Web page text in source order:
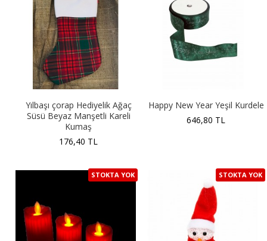
Yılbaşı çorap Hediyelik Ağaç
Süsü Beyaz Manşetli Kareli
Kumaş
176,40 TL
Happy New Year Yeşil Kurdele
646,80 TL
STOKTA YOK STOKTA YOK